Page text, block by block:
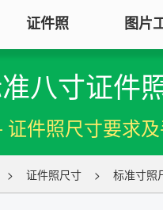
证件照
寸照片|五寸照片
图片
八寸证件
件照尺寸要求及
> 证件照尺寸 > 标准寸照